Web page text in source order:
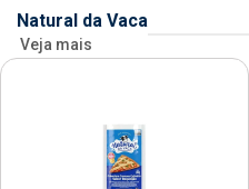
Natural da Vaca
Veja mais